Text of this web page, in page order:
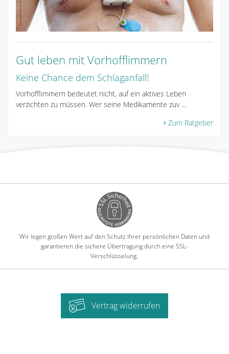
Gut leben mit Vorhofflimmern
Keine Chance dem Schlaganfall!
Vorhofflimmern bedeutet nicht, auf ein aktives Leben
verzichten zu müssen. Wer seine Medikamente zuv ...
Zum Ratgeber
Wir legen großen Wert auf den Schutz Ihrer persönlichen Daten und
garantieren die sichere Übertragung durch eine SSL-
Verschlüsselung.
Vertrag widerrufen